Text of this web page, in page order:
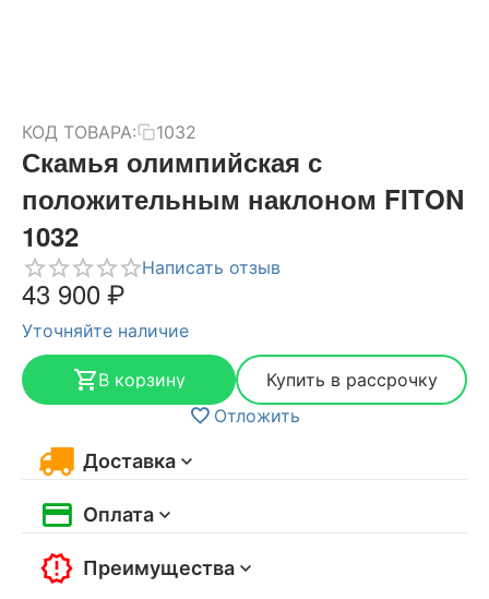
КОД ТОВАРА: 1032
Скамья олимпийская с
положительным наклоном FITON
1032
Написать отзыв
43 900₽
Уточняйте наличие
В корзину
Купить в рассрочку
Отложить
Доставка
Оплата
Преимущества